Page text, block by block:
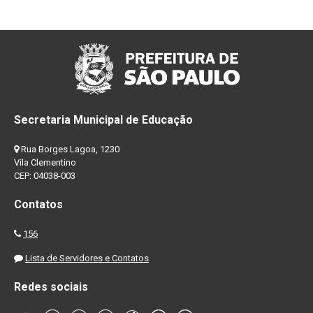
Secretaria Municipal de Educação
Rua Borges Lagoa, 1230
Vila Clementino
CEP: 04038-003
Contatos
156
Lista de Servidores e Contatos
Redes sociais